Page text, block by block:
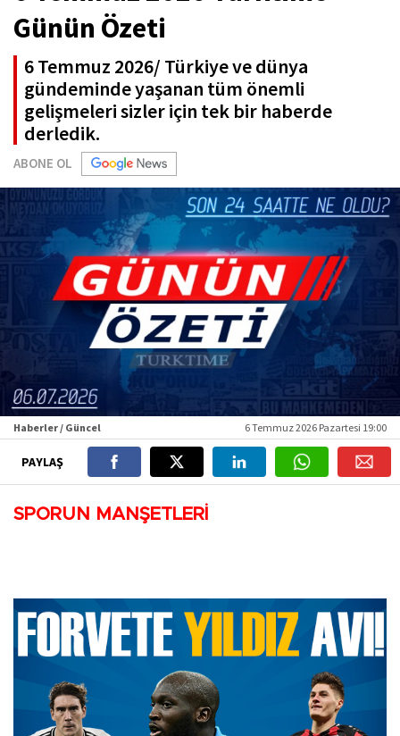
Günün Özeti
6 Temmuz 2026/ Türkiye ve dünya
gündeminde yaşanan tüm önemli
gelişmeleri sizler için tek bir haberde
derledik.
ABONE OL
Haberler / Güncel 6 Temmuz 2026 Pazartesi 19:00
PAYLAŞ
SPORUN MANŞETLERİ